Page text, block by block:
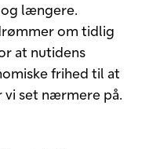
længere.
om tidlig
at nutidens
frihed til at
set nærmere på.